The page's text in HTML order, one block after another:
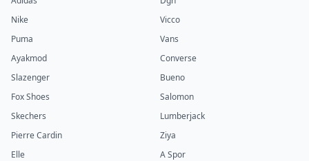
Nike
Puma
Ayakmod
Slazenger
Fox Shoes
Skechers
Pierre Cardin
Elle
Vicco
Vans
Converse
Bueno
Salomon
Lumberjack
Ziya
A Spor